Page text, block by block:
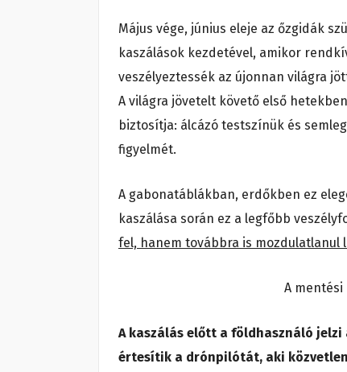
Május vége, június eleje az őzgidák
kaszálások kezdetével, amikor
veszélyeztessék az újonnan világra
A világra jövetelt követő első
biztosítja: álcázó testszínük és
figyelmét.
A gabonatáblákban, erdőkben ez
kaszálása során ez a legfőbb
fel, hanem továbbra is mozdulatlanul
A
A kaszálás előtt a földhasználó
értesítik a drónpilótát, aki